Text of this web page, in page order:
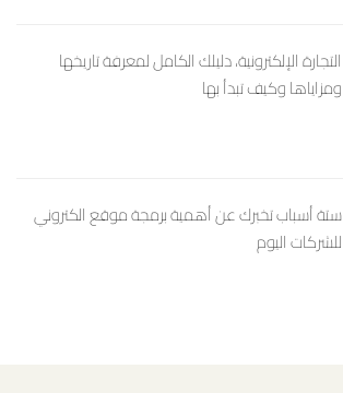
التجارة الإلكترونية، دليلك الكامل لمعرفة تاريخها
ومزاياها وكيف تبدأ بها
ستة أسباب تخبرك عن أهمية برمجة موقع الكتروني
للشركات اليوم